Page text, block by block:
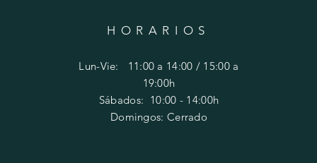
HORARIOS
Lun-Vie: 11:00 a 14:00 / 15:00 a
19:00h
​​Sábados: 10:00 - 14:00h
Domingos: Cerrado